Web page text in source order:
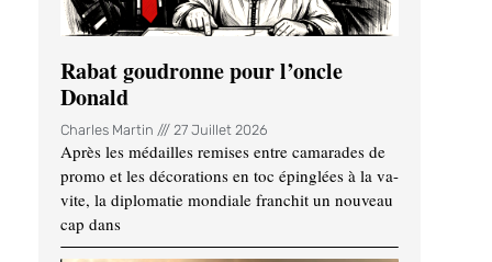
Rabat goudronne pour l’oncle
Donald
Charles Martin 27 Juillet 2026
Après les médailles remises entre camarades de
promo et les décorations en toc épinglées à la va-
vite, la diplomatie mondiale franchit un nouveau
cap dans